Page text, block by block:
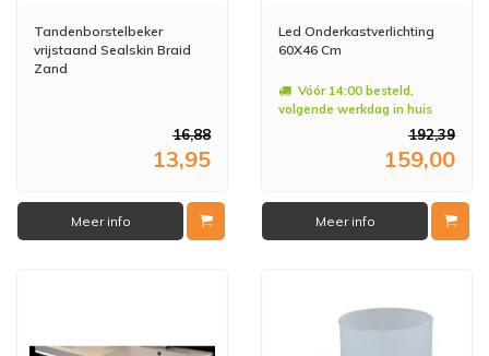
Tandenborstelbeker
vrijstaand Sealskin Braid
Zand
16,88
13,95
Meer info
Led Onderkastverlichting
60X46 Cm
Vóór 14:00 besteld,
volgende werkdag in huis
192,39
159,00
Meer info